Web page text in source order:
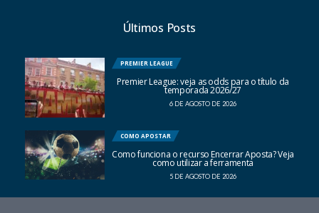
Últimos Posts
PREMIER LEAGUE
Premier League: veja as odds para o título da
temporada 2026/27
6 DE AGOSTO DE 2026
COMO APOSTAR
Como funciona o recurso Encerrar Aposta? Veja
como utilizar a ferramenta
5 DE AGOSTO DE 2026